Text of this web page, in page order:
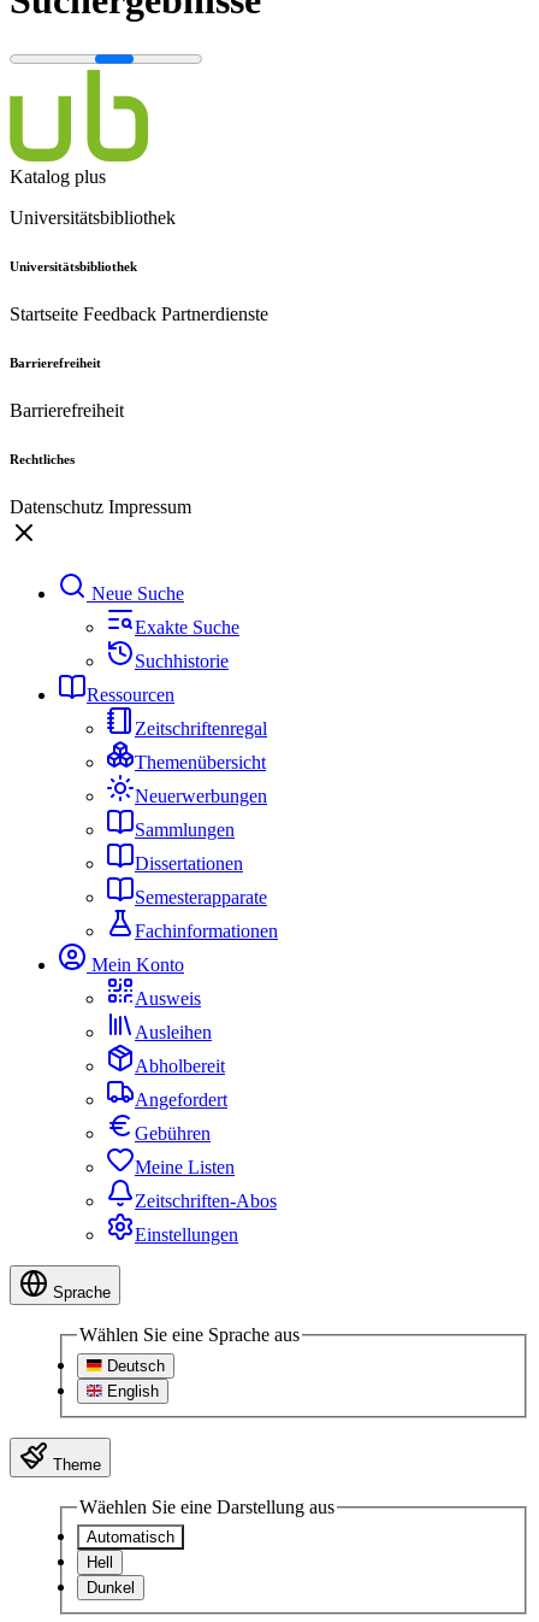
Katalog plus
Universitätsbibliothek
Universitätsbibliothek
Startseite Feedback Partnerdienste
Barrierefreiheit
Barrierefreiheit
Rechtliches
Datenschutz Impressum
Neue Suche
Exakte Suche
Suchhistorie
Ressourcen
Zeitschriftenregal
Themenübersicht
Neuerwerbungen
Sammlungen
Dissertationen
Semesterapparate
Fachinformationen
Mein Konto
Ausweis
Ausleihen
Abholbereit
Angefordert
Gebühren
Meine Listen
Zeitschriften-Abos
Einstellungen
Sprache
Wählen Sie eine Sprache aus
Deutsch
English
Theme
Wäehlen Sie eine Darstellung aus
Automatisch
Hell
Dunkel